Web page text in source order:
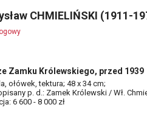
CHMIELIŃSKI (1911-
Zamku Królewskiego, przed 1939
ołówek, tektura; 48 x 34 cm;
p. d.: Zamek Królewski / Wł.
6 600 - 8 000 zł